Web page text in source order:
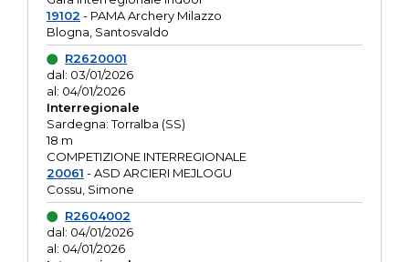
19102 - PAMA Archery Milazzo
Blogna, Santosvaldo
R2620001
dal: 03/01/2026
al: 04/01/2026
Interregionale
Sardegna: Torralba (SS)
18 m
COMPETIZIONE INTERREGIONALE
20061 - ASD ARCIERI MEJLOGU
Cossu, Simone
R2604002
dal: 04/01/2026
al: 04/01/2026